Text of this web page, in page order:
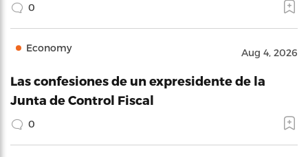
0
Economy Aug 4, 2026
Las confesiones de un expresidente de la
Junta de Control Fiscal
0